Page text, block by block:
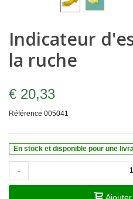
Indicateur
la ruche
€ 20,33
Référence 005041
En stock et disponible pour une
-